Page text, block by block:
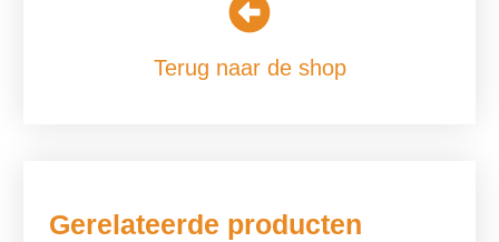
Terug naar de shop
Gerelateerde producten